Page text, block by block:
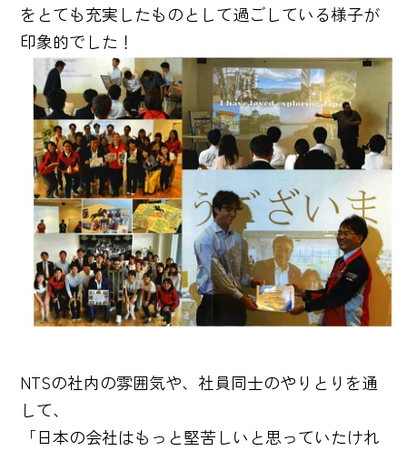
をとても充実したものとして過ごしている様子が
印象的でした！
NTSの社内の雰囲気や、社員同士のやりとりを通
して、
「日本の会社はもっと堅苦しいと思っていたけれ